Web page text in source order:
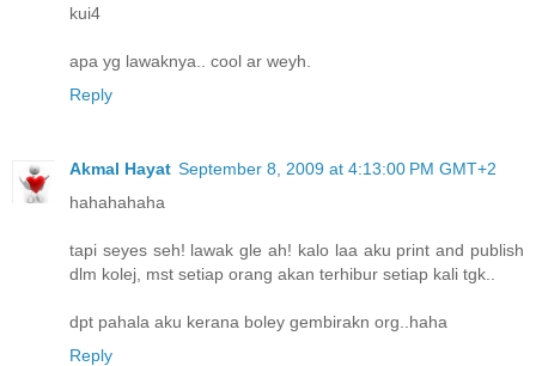
kui4
apa yg lawaknya.. cool ar weyh.
Reply
Akmal Hayat September 8, 2009 at 4:13:00 PM GMT+2
hahahahaha
tapi seyes seh! lawak gle ah! kalo laa aku print and publish
dlm kolej, mst setiap orang akan terhibur setiap kali tgk..
dpt pahala aku kerana boley gembirakn org..haha
Reply